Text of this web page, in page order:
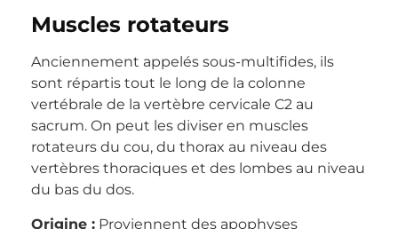
Muscles rotateurs
Anciennement appelés sous-multifides, ils
sont répartis tout le long de la colonne
vertébrale de la vertèbre cervicale C2 au
sacrum. On peut les diviser en muscles
rotateurs du cou, du thorax au niveau des
vertèbres thoraciques et des lombes au niveau
du bas du dos.
Origine : Proviennent des apophyses